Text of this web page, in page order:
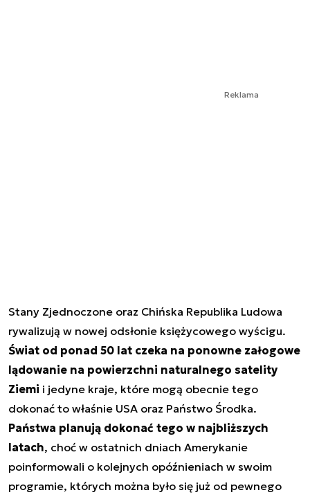
Reklama
Stany Zjednoczone oraz Chińska Republika Ludowa
rywalizują w nowej odsłonie księżycowego wyścigu.
Świat od ponad 50 lat czeka na ponowne załogowe
lądowanie na powierzchni naturalnego satelity
Ziemi i jedyne kraje, które mogą obecnie tego
dokonać to właśnie USA oraz Państwo Środka.
Państwa planują dokonać tego w najbliższych
latach, choć w ostatnich dniach Amerykanie
poinformowali o kolejnych opóźnieniach w swoim
programie, których można było się już od pewnego